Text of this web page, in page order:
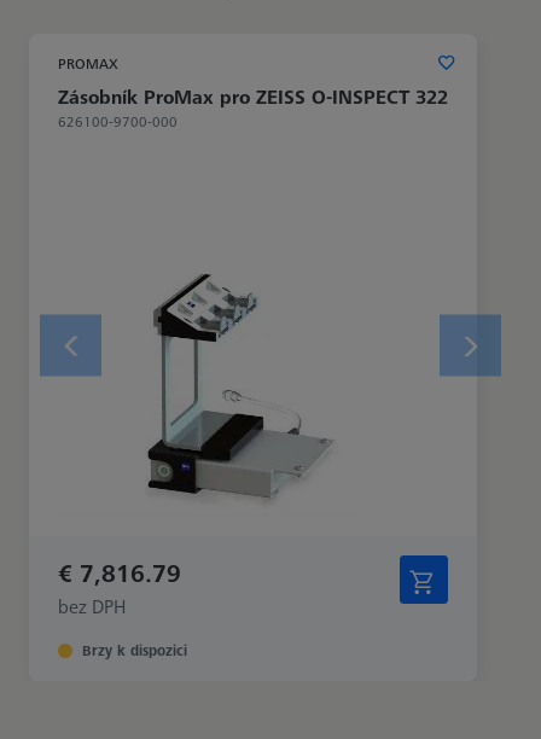
PROMAX
Zásobník ProMax pro ZEISS O-INSPECT 322
626100-9700-000
€ 7,816.79
bez DPH
Brzy k dispozici